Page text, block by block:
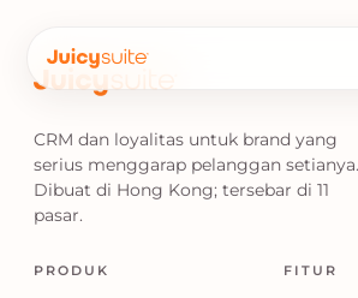
CRM dan loyalitas untuk brand yang
serius menggarap pelanggan setianya.
Dibuat di Hong Kong; tersebar di 11
pasar.
PRODUK FITUR